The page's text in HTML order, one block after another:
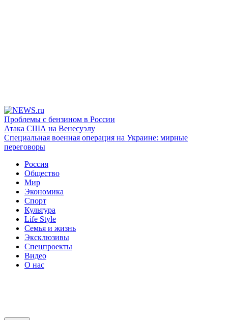
Проблемы с бензином в России
Атака США на Венесуэлу
Специальная военная операция на Украине: мирные
переговоры
Россия
Общество
Мир
Экономика
Спорт
Культура
Life Style
Семья и жизнь
Эксклюзивы
Спецпроекты
Видео
О нас